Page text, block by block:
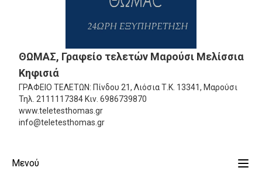
ΘΩΜΑΣ, Γραφείο τελετών Μαρούσι Μελίσσια
Κηφισιά
ΓΡΑΦΕΙΟ ΤΕΛΕΤΩΝ: Πίνδου 21, ΛιόσιαΤ.Κ. 13341, Μαρούσι
Τηλ. 2111117384 Κιν. 6986739870
www.teletesthomas.gr
info@teletesthomas.gr
Μενού